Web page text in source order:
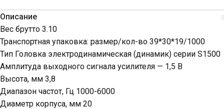
Описание
Вес брутто 3.10
Транспортная упаковка: размер/кол-во 39*30*19/1000
Тип Головка электродинамическая (динамик) серии S1500
Амплитуда выходного сигнала усилителя — 1,5 В
Высота, мм 3,8
Диапазон частот, Гц 1000-6000
Диаметр корпуса, мм 20